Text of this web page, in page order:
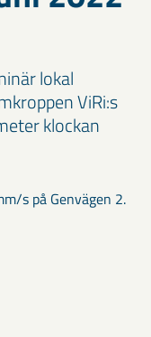
lokal
ViRi:s
klockan
s på Genvägen 2.